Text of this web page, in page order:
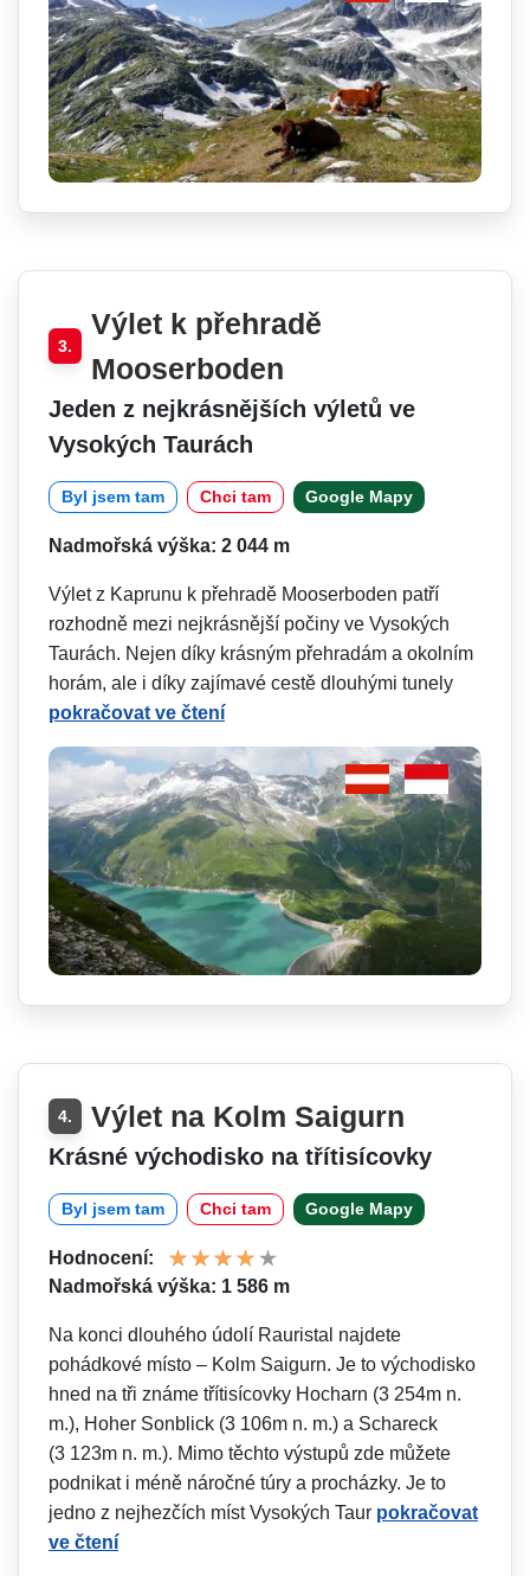
3.
Výlet k přehradě
Mooserboden
Jeden z nejkrásnějších výletů ve
Vysokých Taurách
Byl jsem tam Chci tam Google Mapy
Nadmořská výška: 2 044 m
Výlet z Kaprunu k přehradě Mooserboden patří
rozhodně mezi nejkrásnější počiny ve Vysokých
Taurách. Nejen díky krásným přehradám a okolním
horám, ale i díky zajímavé cestě dlouhými tunely
pokračovat ve čtení
4. Výlet na Kolm Saigurn
Krásné východisko na třítisícovky
Byl jsem tam Chci tam Google Mapy
Hodnocení:
Nadmořská výška: 1 586 m
Na konci dlouhého údolí Rauristal najdete
pohádkové místo – Kolm Saigurn. Je to východisko
hned na tři známe třítisícovky Hocharn (3 254m n.
m.), Hoher Sonblick (3 106m n. m.) a Schareck
(3 123m n. m.). Mimo těchto výstupů zde můžete
podnikat i méně náročné túry a procházky. Je to
jedno z nejhezčích míst Vysokých Taur pokračovat
ve čtení